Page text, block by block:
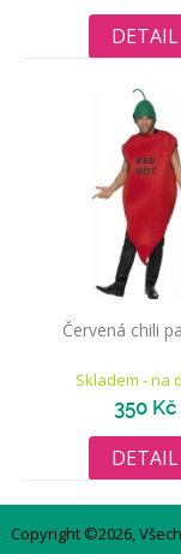
DETAIL
Červená chili
Skladem - na
350 Kč
DETAIL
Copyright ©2026,